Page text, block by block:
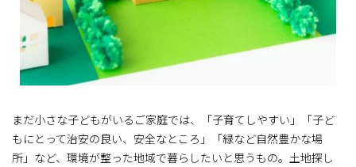
まだ小さな子どもがいるご家庭では、「子育てしやすい」「子ど
もにとって治安の良い、安全なところ」「緑など自然豊かな場
所」など、環境が整った地域で暮らしたいと思うもの。土地探し